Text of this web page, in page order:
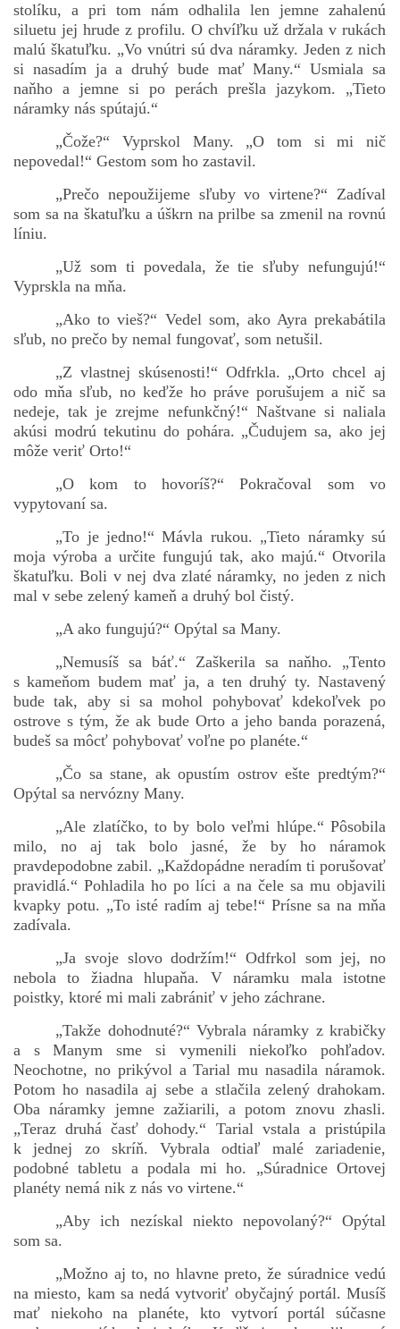
stolíku, a pri tom nám odhalila len jemne zahalenú
siluetu jej hrude z profilu. O chvíľku už držala v rukách
malú škatuľku. „Vo vnútri sú dva náramky. Jeden z nich
si nasadím ja a druhý bude mať Many.“ Usmiala sa
naňho a jemne si po perách prešla jazykom. „Tieto
náramky nás spútajú.“
„Čože?“ Vyprskol Many. „O tom si mi nič
nepovedal!“ Gestom som ho zastavil.
„Prečo nepoužijeme sľuby vo virtene?“ Zadíval
som sa na škatuľku a úškrn na prilbe sa zmenil na rovnú
líniu.
„Už som ti povedala, že tie sľuby nefungujú!“
Vyprskla na mňa.
„Ako to vieš?“ Vedel som, ako Ayra prekabátila
sľub, no prečo by nemal fungovať, som netušil.
„Z vlastnej skúsenosti!“ Odfrkla. „Orto chcel aj
odo mňa sľub, no keďže ho práve porušujem a nič sa
nedeje, tak je zrejme nefunkčný!“ Naštvane si naliala
akúsi modrú tekutinu do pohára. „Čudujem sa, ako jej
môže veriť Orto!“
„O kom to hovoríš?“ Pokračoval som vo
vypytovaní sa.
„To je jedno!“ Mávla rukou. „Tieto náramky sú
moja výroba a určite fungujú tak, ako majú.“ Otvorila
škatuľku. Boli v nej dva zlaté náramky, no jeden z nich
mal v sebe zelený kameň a druhý bol čistý.
„A ako fungujú?“ Opýtal sa Many.
„Nemusíš sa báť.“ Zaškerila sa naňho. „Tento
s kameňom budem mať ja, a ten druhý ty. Nastavený
bude tak, aby si sa mohol pohybovať kdekoľvek po
ostrove s tým, že ak bude Orto a jeho banda porazená,
budeš sa môcť pohybovať voľne po planéte.“
„Čo sa stane, ak opustím ostrov ešte predtým?“
Opýtal sa nervózny Many.
„Ale zlatíčko, to by bolo veľmi hlúpe.“ Pôsobila
milo, no aj tak bolo jasné, že by ho náramok
pravdepodobne zabil. „Každopádne neradím ti porušovať
pravidlá.“ Pohladila ho po líci a na čele sa mu objavili
kvapky potu. „To isté radím aj tebe!“ Prísne sa na mňa
zadívala.
„Ja svoje slovo dodržím!“ Odfrkol som jej, no
nebola to žiadna hlupaňa. V náramku mala istotne
poistky, ktoré mi mali zabrániť v jeho záchrane.
„Takže dohodnuté?“ Vybrala náramky z krabičky
a s Manym sme si vymenili niekoľko pohľadov.
Neochotne, no prikývol a Tarial mu nasadila náramok.
Potom ho nasadila aj sebe a stlačila zelený drahokam.
Oba náramky jemne zažiarili, a potom znovu zhasli.
„Teraz druhá časť dohody.“ Tarial vstala a pristúpila
k jednej zo skríň. Vybrala odtiaľ malé zariadenie,
podobné tabletu a podala mi ho. „Súradnice Ortovej
planéty nemá nik z nás vo virtene.“
„Aby ich nezískal niekto nepovolaný?“ Opýtal
som sa.
„Možno aj to, no hlavne preto, že súradnice vedú
na miesto, kam sa nedá vytvoriť obyčajný portál. Musíš
mať niekoho na planéte, kto vytvorí portál súčasne